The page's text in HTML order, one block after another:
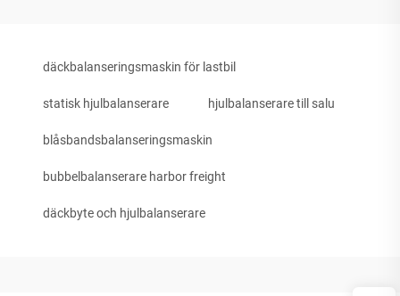
däckbalanseringsmaskin för lastbil
statisk hjulbalanserare hjulbalanserare till salu
blåsbandsbalanseringsmaskin
bubbelbalanserare harbor freight
däckbyte och hjulbalanserare